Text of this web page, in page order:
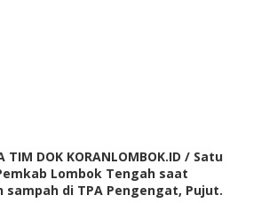
TIM DOK KORANLOMBOK.ID / Satu
Lombok Tengah saat
sampah di TPA Pengengat, Pujut.